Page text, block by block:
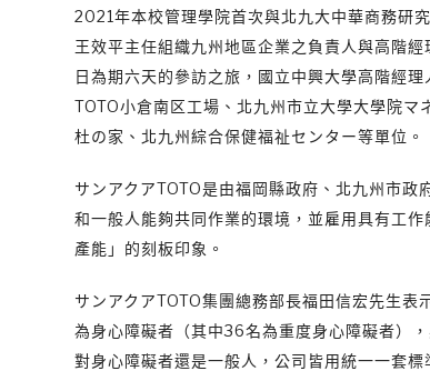
2021年本校管理學院首次與北九大中華商務研
王效平主任組織九州地區企業之負責人與高階
日為期六天的參訪之旅，國立中興大學高階經
TOTO小倉南区工場、北九州市立大學大學院
杜の家、北九州綜合保健福祉センター等單位。
サンアクアTOTO是由福岡縣政府、北九州市
和一般人能夠共同作業的環境，並雇用具有工
產能」的刻板印象。
サンアクアTOTO集團總務部長福田信宏先生
為身心障礙者（其中36名為重度身心障礙者）
對身心障礙者還是一般人，公司皆用統一一套